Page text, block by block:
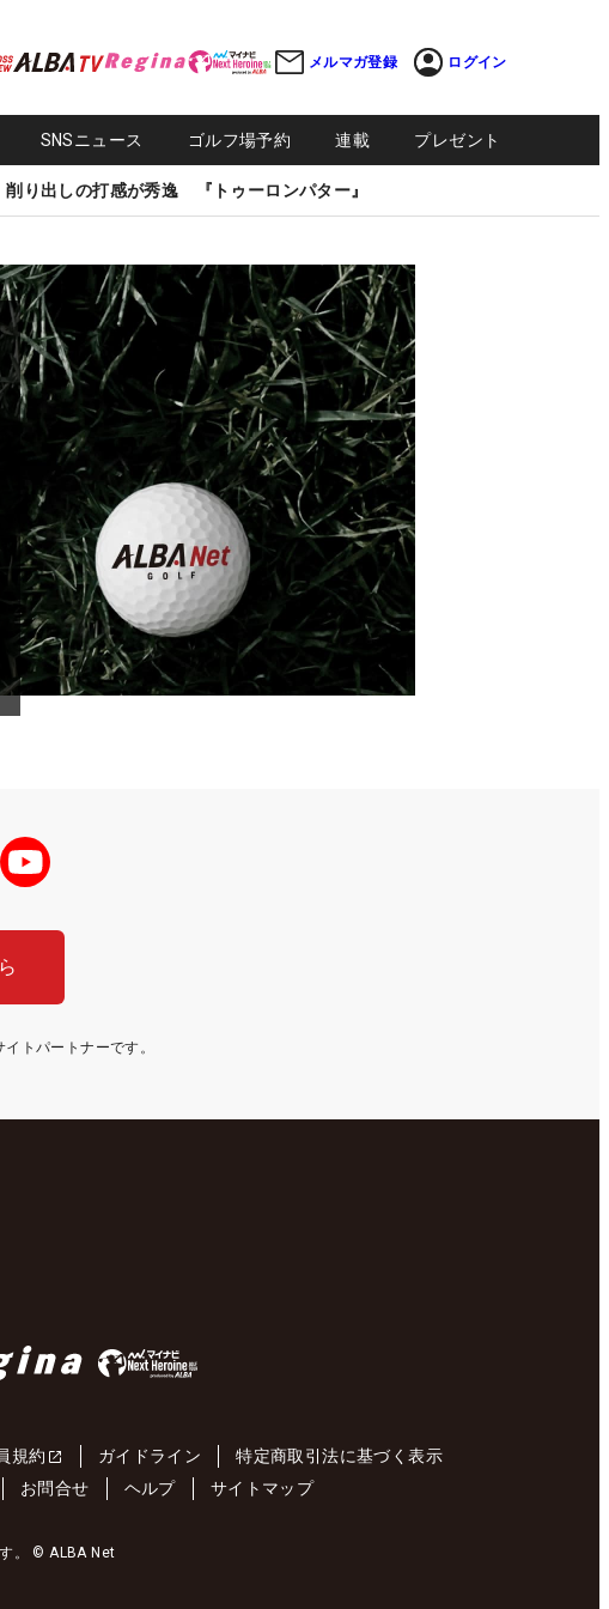
メルマガ登録 ログイン
SNSニュース ゴルフ場予約 連載 プレゼント
削り出しの打感が秀逸 『トゥーロンパター』
トパートナーです。
規約 ガイドライン
特定商取引法に基づく表示
お問合せ ヘルプ サイトマップ
。 © ALBA Net